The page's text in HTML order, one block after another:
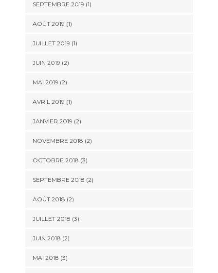
SEPTEMBRE 2019 (1)
AOÛT 2019 (1)
JUILLET 2019 (1)
JUIN 2019 (2)
MAI 2019 (2)
AVRIL 2019 (1)
JANVIER 2019 (2)
NOVEMBRE 2018 (2)
OCTOBRE 2018 (3)
SEPTEMBRE 2018 (2)
AOÛT 2018 (2)
JUILLET 2018 (3)
JUIN 2018 (2)
MAI 2018 (3)